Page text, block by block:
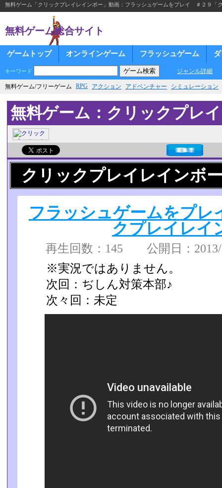
無料ゲーム「クリックプレイレインボー」動画：フラッシュゲームをプレイ ＃２９「
無料ゲーム総合サイト
ゲームトップ オンラインゲーム フラッシュゲーム
キーワード ジャンル詳細
無料ゲーム/フリーゲーム RPG アクション アドベンチャー シミュレーション
無料ゲーム：クリックプレ
クリックプレイレインボ
フラッシュゲームをプ
クプレイレイ
再生回数：145 公開日：
※実況ではありません。
次回：ぢしん対策本部♪
次々回：未定